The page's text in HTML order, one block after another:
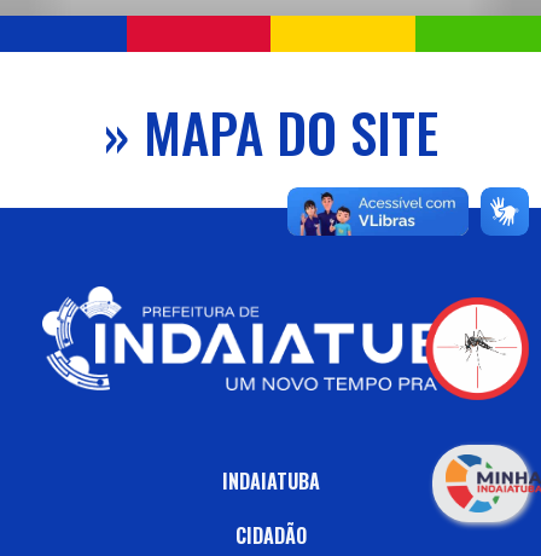
» MAPA DO SITE
INDAIATUBA
CIDADÃO